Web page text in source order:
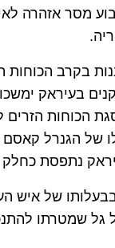
מסר אזהרה
בקרב הכוחות
בעיראק
הכוחות
של הגנרל קאסם
נתפסת
של איש
גל שמטרתו